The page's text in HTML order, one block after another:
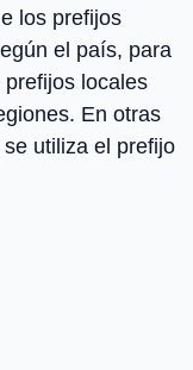
los prefijos
el país, para
locales
En otras
utiliza el prefijo